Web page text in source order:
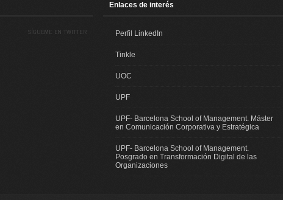
SÍGUEME EN TWITTER
Enlaces de interés
Perfil LinkedIn
Tinkle
UOC
UPF
UPF- Barcelona School of Management. Máster
en Comunicación Corporativa y Estratégica
UPF- Barcelona School of Management.
Posgrado en Transformación Digital de las
Organizaciones